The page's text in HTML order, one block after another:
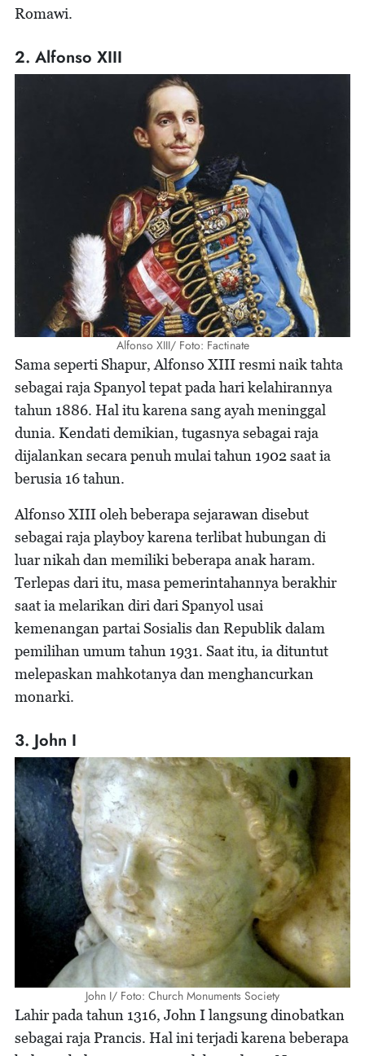
Romawi.
2. Alfonso XIII
Alfonso XIII/ Foto: Factinate
Sama seperti Shapur, Alfonso XIII resmi naik tahta
sebagai raja Spanyol tepat pada hari kelahirannya
tahun 1886. Hal itu karena sang ayah meninggal
dunia. Kendati demikian, tugasnya sebagai raja
dijalankan secara penuh mulai tahun 1902 saat ia
berusia 16 tahun.
Alfonso XIII oleh beberapa sejarawan disebut
sebagai raja playboy karena terlibat hubungan di
luar nikah dan memiliki beberapa anak haram.
Terlepas dari itu, masa pemerintahannya berakhir
saat ia melarikan diri dari Spanyol usai
kemenangan partai Sosialis dan Republik dalam
pemilihan umum tahun 1931. Saat itu, ia dituntut
melepaskan mahkotanya dan menghancurkan
monarki.
3. John I
John I/ Foto: Church Monuments Society
Lahir pada tahun 1316, John I langsung dinobatkan
sebagai raja Prancis. Hal ini terjadi karena beberapa